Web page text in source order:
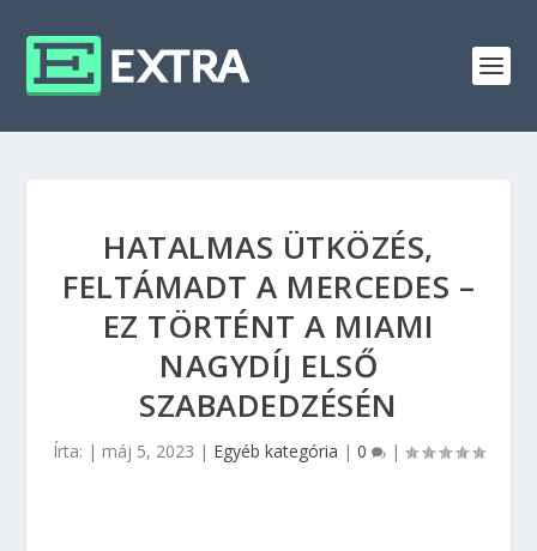
HATALMAS ÜTKÖZÉS,
FELTÁMADT A MERCEDES –
EZ TÖRTÉNT A MIAMI
NAGYDÍJ ELSŐ
SZABADEDZÉSÉN
Írta: | máj 5, 2023 | Egyéb kategória | 0 |